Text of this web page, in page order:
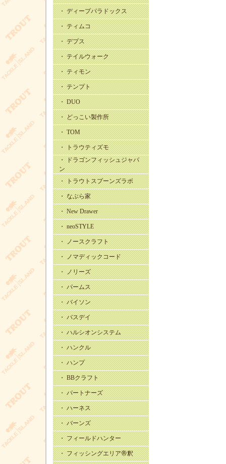
・ ディープパラドックス
・ ティムコ
・ デプス
・ テイルウォーク
・ ティモン
・ テンプト
・ DUO
・ どっこい製作所
・ TOM
・ トラウティズモ
・ ドラゴンフィッシュジャパ
ン
・ トラウトスプーンズラボ
・ なぶら家
・ New Drawer
・ neoSTYLE
・ ノースクラフト
・ ノマディックコード
・ ノリーズ
・ パームス
・ バイソン
・ バスデイ
・ ハルシオンシステム
・ ハンクル
・ ハンプ
・ BBクラフト
・ パートナーズ
・ ハーネス
・ バーンズ
・ フィールドハンター
・ フィッシングエリア帝釈